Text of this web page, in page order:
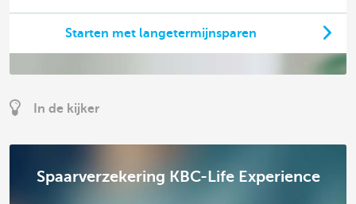
Starten met langetermijnsparen
In de kijker
Spaarverzekering KBC-Life Experience